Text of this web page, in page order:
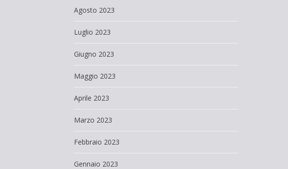
Agosto 2023
Luglio 2023
Giugno 2023
Maggio 2023
Aprile 2023
Marzo 2023
Febbraio 2023
Gennaio 2023